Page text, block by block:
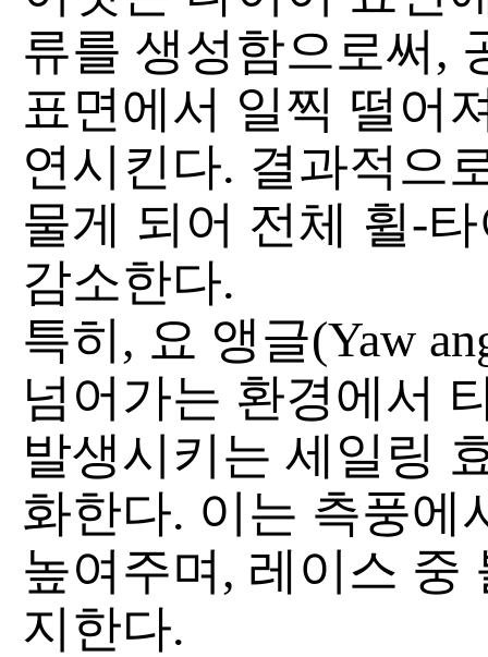
류를 생성함으로써,
표면에서 일찍 떨어
연시킨다. 결과적으
물게 되어 전체 휠-
감소한다.
특히, 요 앵글(Yaw
넘어가는 환경에서
발생시키는 세일링
화한다. 이는 측풍에
높여주며, 레이스 중
지한다.